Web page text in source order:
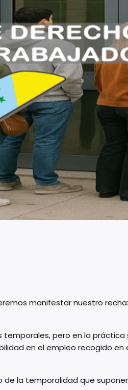
manifestar nuestro
temporales, pero en la
en el empleo recogido en
la temporalidad que